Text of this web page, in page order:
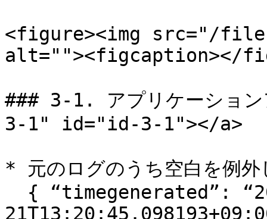
<figure><img src="/files/
alt=""><figcaption></
### 3-1. アプリケーショ
3-1" id="id-3-1"></a>
* 元のログのうち空白を例